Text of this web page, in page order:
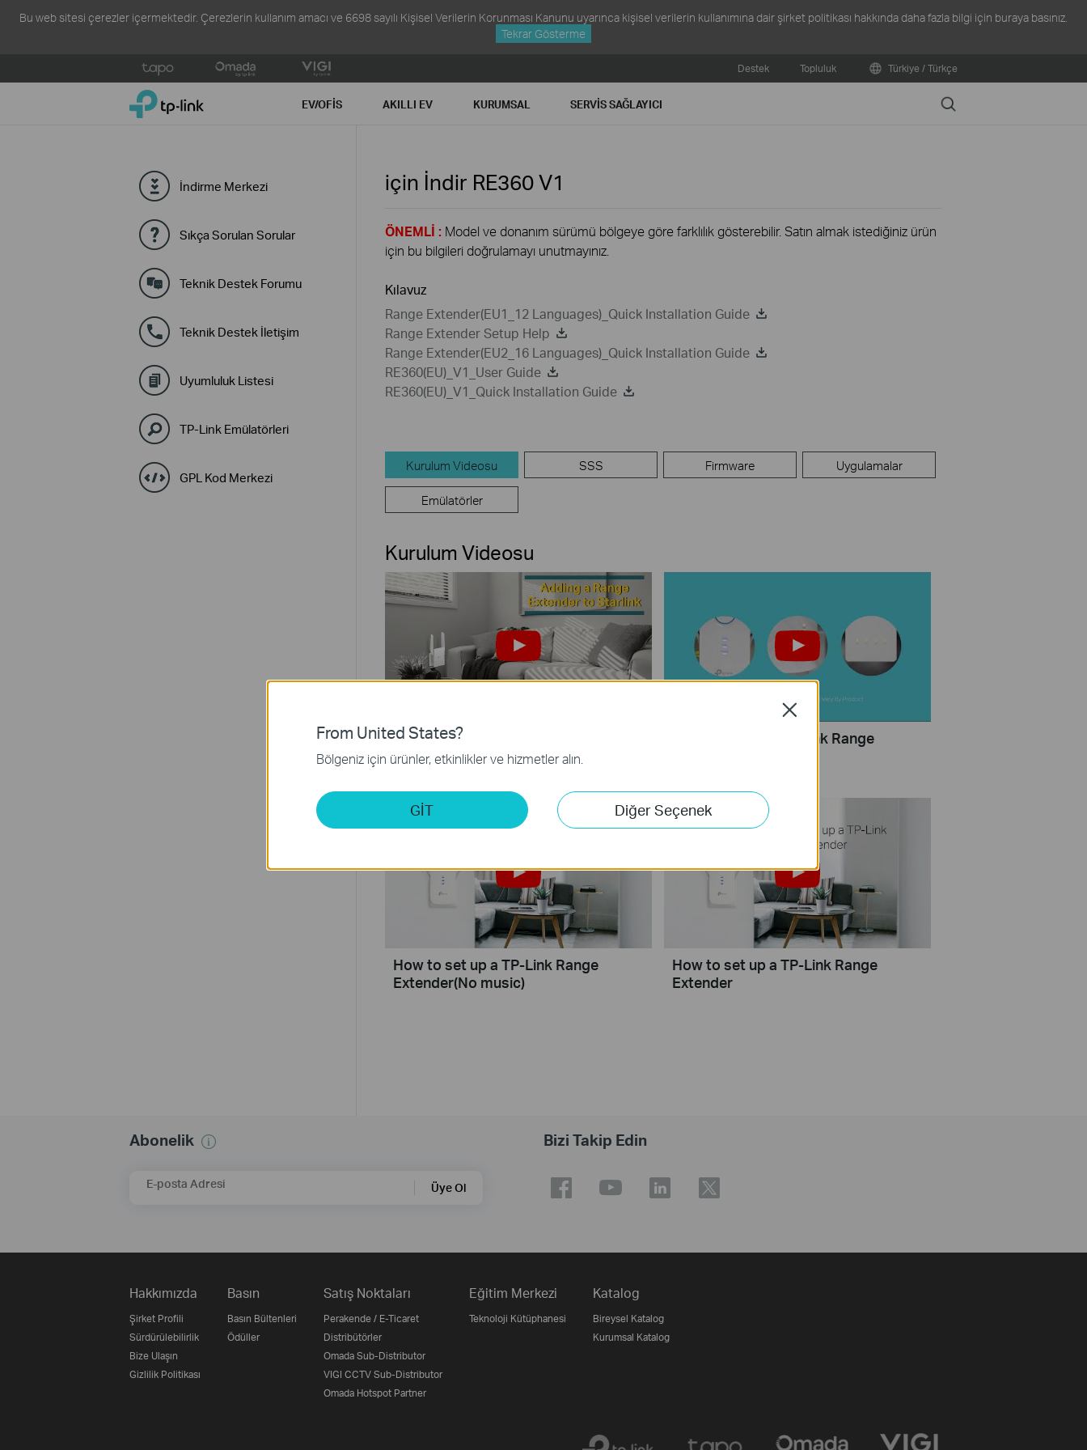
Bu web sitesi çerezler içermektedir. Çerezlerin kullanım amacı ve 6698 sayılı Kişisel Verilerin Korunması Kanunu uyarınca kişisel verilerin kullanımına dair şirket politikası hakkında daha fazla bilgi için buraya basınız.
Tekrar Gösterme
to
Destek Topluluk Türkiye / Türkçe
TP-Link, Reliably Smart EV/OFIS AKILLI EV KURUMSAL SERVIS SAĞLAYICI Search
İndirme Merkezi
Sıkça Sorulan Sorular
Teknik Destek Forumu
Teknik Destek İletişim
Uyumluluk Listesi
TP-Link Emülatörleri
GPL Kod Merkezi
için İndir RE360V1
ÖNEMLİ : Model ve donanım sürümü bölgeye göre farklılık gösterebilir. Satın almak istediğiniz ürün
için bu bilgileri doğrulamayı unutmayınız.
Kılavuz
Range Extender(EU1_12 Languages)_Quick Installation Guide
Range Extender Setup Help
Range Extender(EU2_16 Languages)_Quick Installation Guide
RE360(EU)_V1_User Guide
RE360(EU)_V1_Quick Installation Guide
Kurulum Videosu SSS Firmware Uygulamalar
Emülatörler
Kurulum Videosu
How to Configure a Range Extender
for Starlink
How to setup a TP-Link Range
How to set up a TP-Link Range
Extender(No music)
How to set up a TP-Link Range
Extender
Abonelik
E-posta Adresi Üye Ol
Bizi Takip Edin
Hakkımızda
Şirket Profili
Sürdürülebilirlik
Bize Ulaşın
Gizlilik Politikası
Basın
Basın Bültenleri
Ödüller
Satış Noktaları
Perakende / E-Ticaret
Distribütörler
Omada Sub-Distributor
VIGI CCTV Sub-Distributor
Omada Hotspot Partner
Eğitim Merkezi
Teknoloji Kütüphanesi
Katalog
Bireysel Katalog
Kurumsal Katalog
From United States?
Bölgeniz için ürünler, etkinlikler ve hizmetler alın.
GİT Diğer Seçenek
Close